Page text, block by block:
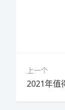
上一个
2021年值